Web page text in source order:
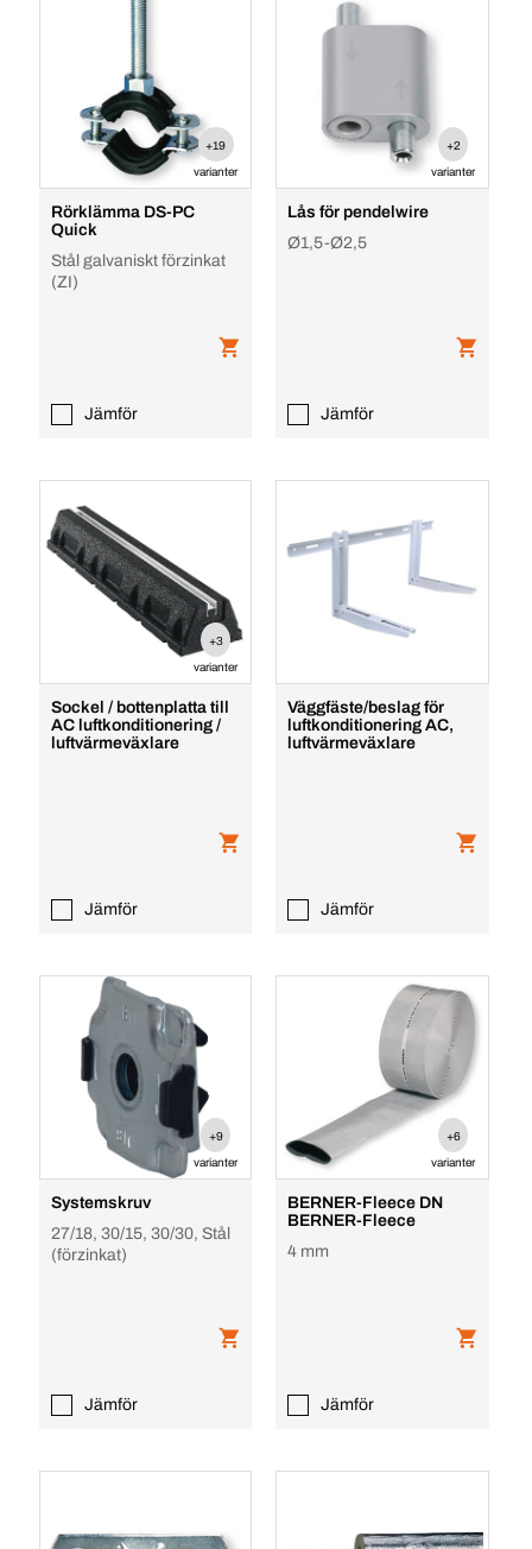
+19
varianter
Rörklämma DS-PC
Quick
Stål galvaniskt förzinkat
(ZI)
Jämför
+2
varianter
Lås för pendelwire
Ø1,5-Ø2,5
Jämför
+3
varianter
Sockel / bottenplatta till
AC luftkonditionering /
luftvärmeväxlare
Jämför
Väggfäste/beslag för
luftkonditionering AC,
luftvärmeväxlare
Jämför
+9
varianter
Systemskruv
27/18, 30/15, 30/30, Stål
(förzinkat)
Jämför
+6
varianter
BERNER-Fleece DN
BERNER-Fleece
4 mm
Jämför